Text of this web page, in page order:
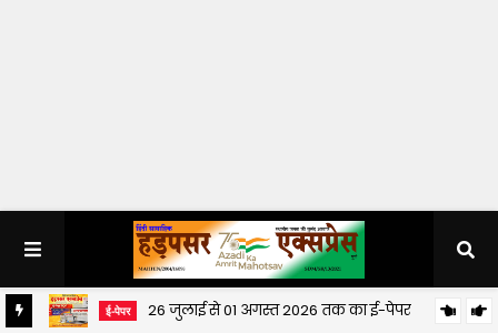
26 जुलाई से 01 अगस्त 2026 तक का ई-पेपर
ई-पेपर 19 जुलाई से 25 जुलाई 2026 तक का ई-पेपर